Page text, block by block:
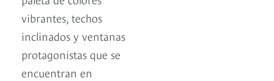
vibrantes, techos
inclinados y ventanas
protagonistas que se
encuentran en